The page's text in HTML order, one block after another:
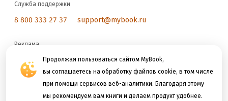
Продолжая пользоваться сайтом MyBook,
вы соглашаетесь на обработку файлов cookie, в том числе
при помощи сервисов веб-аналитики. Благодаря этому
мы рекомендуем вам книги и делаем продукт удобнее.
Служба поддержки
8 800 333 27 37 support@mybook.ru
Реклама
reklama@litres.ru
Мы принимаем к оплате